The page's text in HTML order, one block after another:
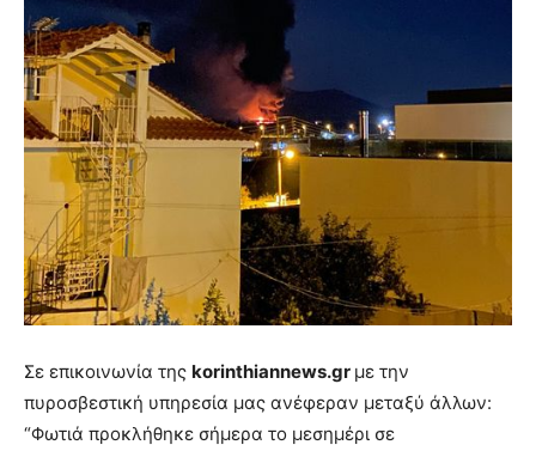
Σε επικοινωνία της korinthiannews.gr με την
πυροσβεστική υπηρεσία μας ανέφεραν μεταξύ άλλων:
“Φωτιά προκλήθηκε σήμερα το μεσημέρι σε